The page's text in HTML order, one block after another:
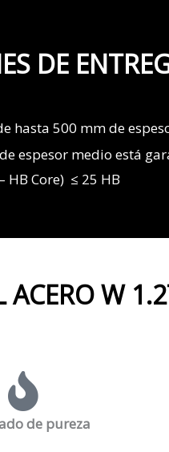
DE
hasta 500 mm de
espesor medio está
Core) ≤ 25 HB
ACERO W
de pureza